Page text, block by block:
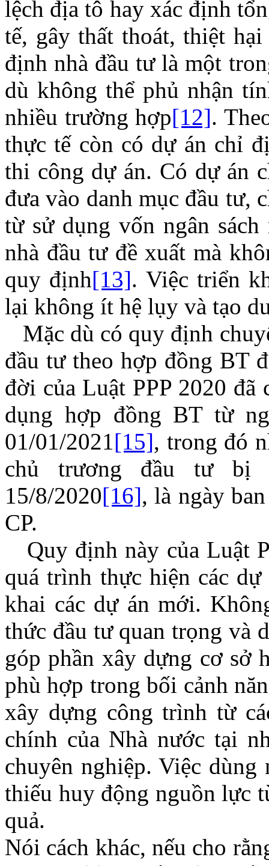
lệch địa tô hay xác định
tế, gây thất thoát, thiệt
định nhà đầu tư là một
dù không thể phủ nhận
nhiều trường hợp[12].
thực tế còn có dự án chỉ
thi công dự án. Có dự án
đưa vào danh mục đầu tư,
từ sử dụng vốn ngân
nhà đầu tư đề xuất mà
quy định[13]. Việc triển
lại không ít hệ lụy và tạo
Mặc dù có quy định
đầu tư theo hợp đồng BT
đời của Luật PPP 2020
dụng hợp đồng BT từ
01/01/2021[15], trong đó
chủ trương đầu tư bị
15/8/2020[16], là ngày
CP.
Quy định này của Luật
quá trình thực hiện các
khai các dự án mới.
thức đầu tư quan trọng và
góp phần xây dựng cơ sở
phù hợp trong bối cảnh
xây dựng công trình từ
chính của Nhà nước tại
chuyên nghiệp. Việc
thiếu huy động nguồn lực
quả.
Nói cách khác, nếu cho